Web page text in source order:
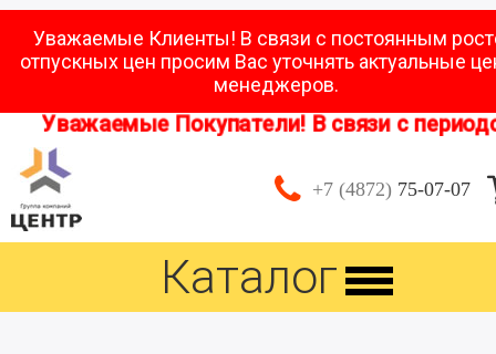
Уважаемые Клиенты! В связи с постоянным
отпускных цен просим Вас уточнять актуальные
менеджеров.
Уважаемые Покупатели! В связи с
+7 (4872) 75-07-07
Каталог